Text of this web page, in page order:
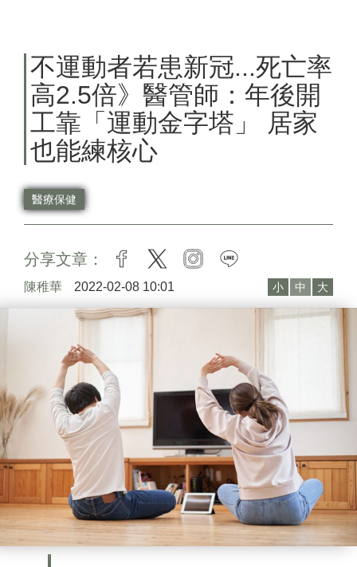
不運動者若患新冠...死亡率
高2.5倍》醫管師：年後開
工靠「運動金字塔」 居家
也能練核心
醫療保健
分享文章： facebook
twitter instagram
陳稚華 2022-02-08 10:01 小 中 大